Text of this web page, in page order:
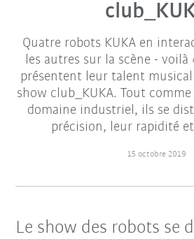
Quatre robots KUKA en
les autres sur la scène - voilà
présentent leur talent
show club_KUKA. Tout
domaine industriel, ils se
précision, leur rapidité
15 octobre 2019
Le show des robots se